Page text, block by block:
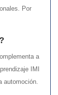
Por
a
IMI
automoción.